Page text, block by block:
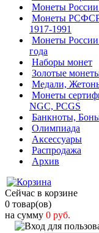
Монеты России
Монеты
1917-1991
Монеты России
года
Наборы монет
Золотые
Медали,
Монеты
NGC, PCGS
Банкноты,
Олимпиада
Аксессуары
Распродажа
Архив
Сейчас в корзине
0 товар(ов)
на сумму 0 руб.